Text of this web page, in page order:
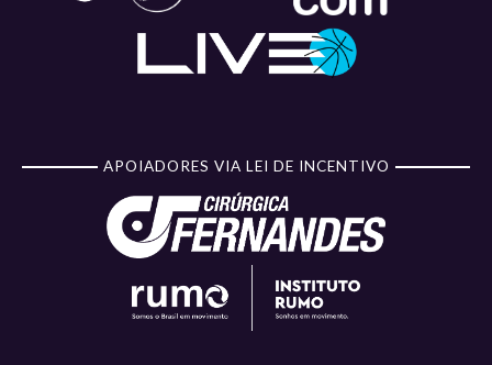
APOIADORES VIA LEI DE INCENTIVO